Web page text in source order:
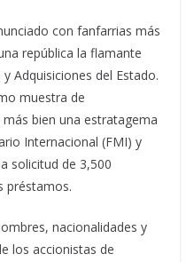
con fanfarrias más
república la flamante
Adquisiciones del Estado.
muestra de
bien una estratagema
Internacional (FMI) y
solicitud de 3,500
préstamos.
nacionalidades y
los accionistas de